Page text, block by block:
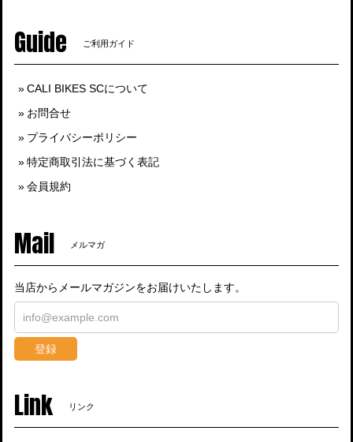
Guide ご利用ガイド
CALI BIKES SCについて
お問合せ
プライバシーポリシー
特定商取引法に基づく表記
会員規約
Mail メルマガ
当店からメールマガジンをお届けいたします。
登録
Link リンク